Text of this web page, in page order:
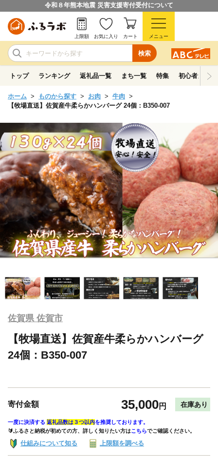
令和８年熊本地震 災害支援寄付受付について
検索
上限額 お気に入り カート メニュー
トップ ランキング 返礼品一覧 まち一覧 特集 初心者ガイド
ホーム ものから探す お肉
牛肉
【牧場直送】佐賀産牛柔らかハンバーグ 24個：B350-007
佐賀県 佐賀市
【牧場直送】佐賀産牛柔らかハンバーグ
24個：B350-007
寄付金額 35,000円 在庫あり
一度に決済する 返礼品数は３つ以内を推奨しております。
🔰ふるさと納税が初めての方、詳しく知りたい方はこちらでご確認ください。
仕組みについて知る 上限額を調べる